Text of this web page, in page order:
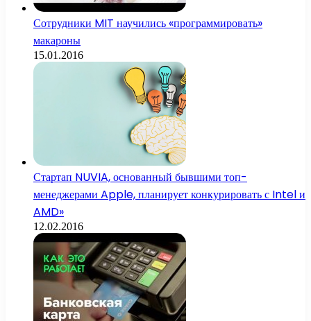
Сотрудники MIT научились «программировать»
макароны
15.01.2016
Стартап NUVIA, основанный бывшими топ-
менеджерами Apple, планирует конкурировать с Intel и
AMD»
12.02.2016